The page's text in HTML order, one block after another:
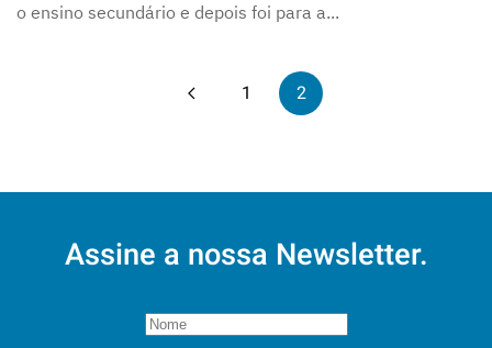
o ensino secundário e depois foi para a...
1 2
Assine a nossa Newsletter.